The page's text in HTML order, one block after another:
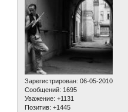
Зарегистрирован: 06-05-2010
Сообщений: 1695
Уважение: +1131
Позитив: +1445